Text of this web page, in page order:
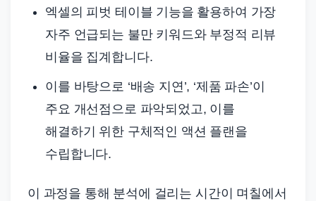
엑셀의 피벗 테이블 기능을 활용하여 가장
자주 언급되는 불만 키워드와 부정적 리뷰
비율을 집계합니다.
이를 바탕으로 ‘배송 지연’, ‘제품 파손’이
주요 개선점으로 파악되었고, 이를
해결하기 위한 구체적인 액션 플랜을
수립합니다.
이 과정을 통해 분석에 걸리는 시간이 며칠에서